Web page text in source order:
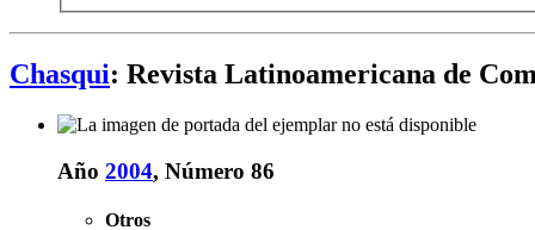
Chasqui: Revista Latinoamericana de
Año 2004, Número 86
Otros